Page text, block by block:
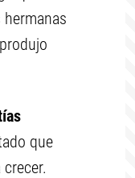
que